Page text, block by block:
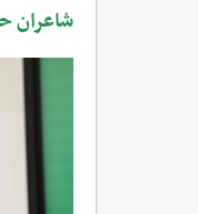
شاعران